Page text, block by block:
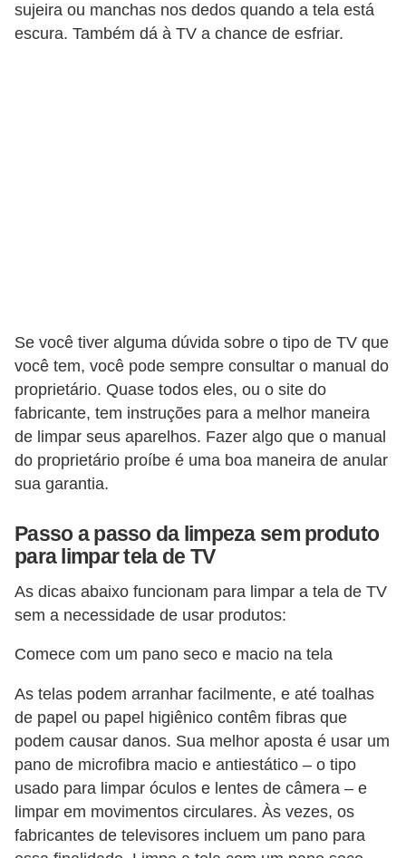
sujeira ou manchas nos dedos quando a tela está
escura. Também dá à TV a chance de esfriar.
Se você tiver alguma dúvida sobre o tipo de TV que
você tem, você pode sempre consultar o manual do
proprietário. Quase todos eles, ou o site do
fabricante, tem instruções para a melhor maneira
de limpar seus aparelhos. Fazer algo que o manual
do proprietário proíbe é uma boa maneira de anular
sua garantia.
Passo a passo da limpeza sem produto
para limpar tela de TV
As dicas abaixo funcionam para limpar a tela de TV
sem a necessidade de usar produtos:
Comece com um pano seco e macio na tela
As telas podem arranhar facilmente, e até toalhas
de papel ou papel higiênico contêm fibras que
podem causar danos. Sua melhor aposta é usar um
pano de microfibra macio e antiestático – o tipo
usado para limpar óculos e lentes de câmera – e
limpar em movimentos circulares. Às vezes, os
fabricantes de televisores incluem um pano para
D
i
m
á
t
i
c
a
i
n
t
e
n
e
t
l
e
t